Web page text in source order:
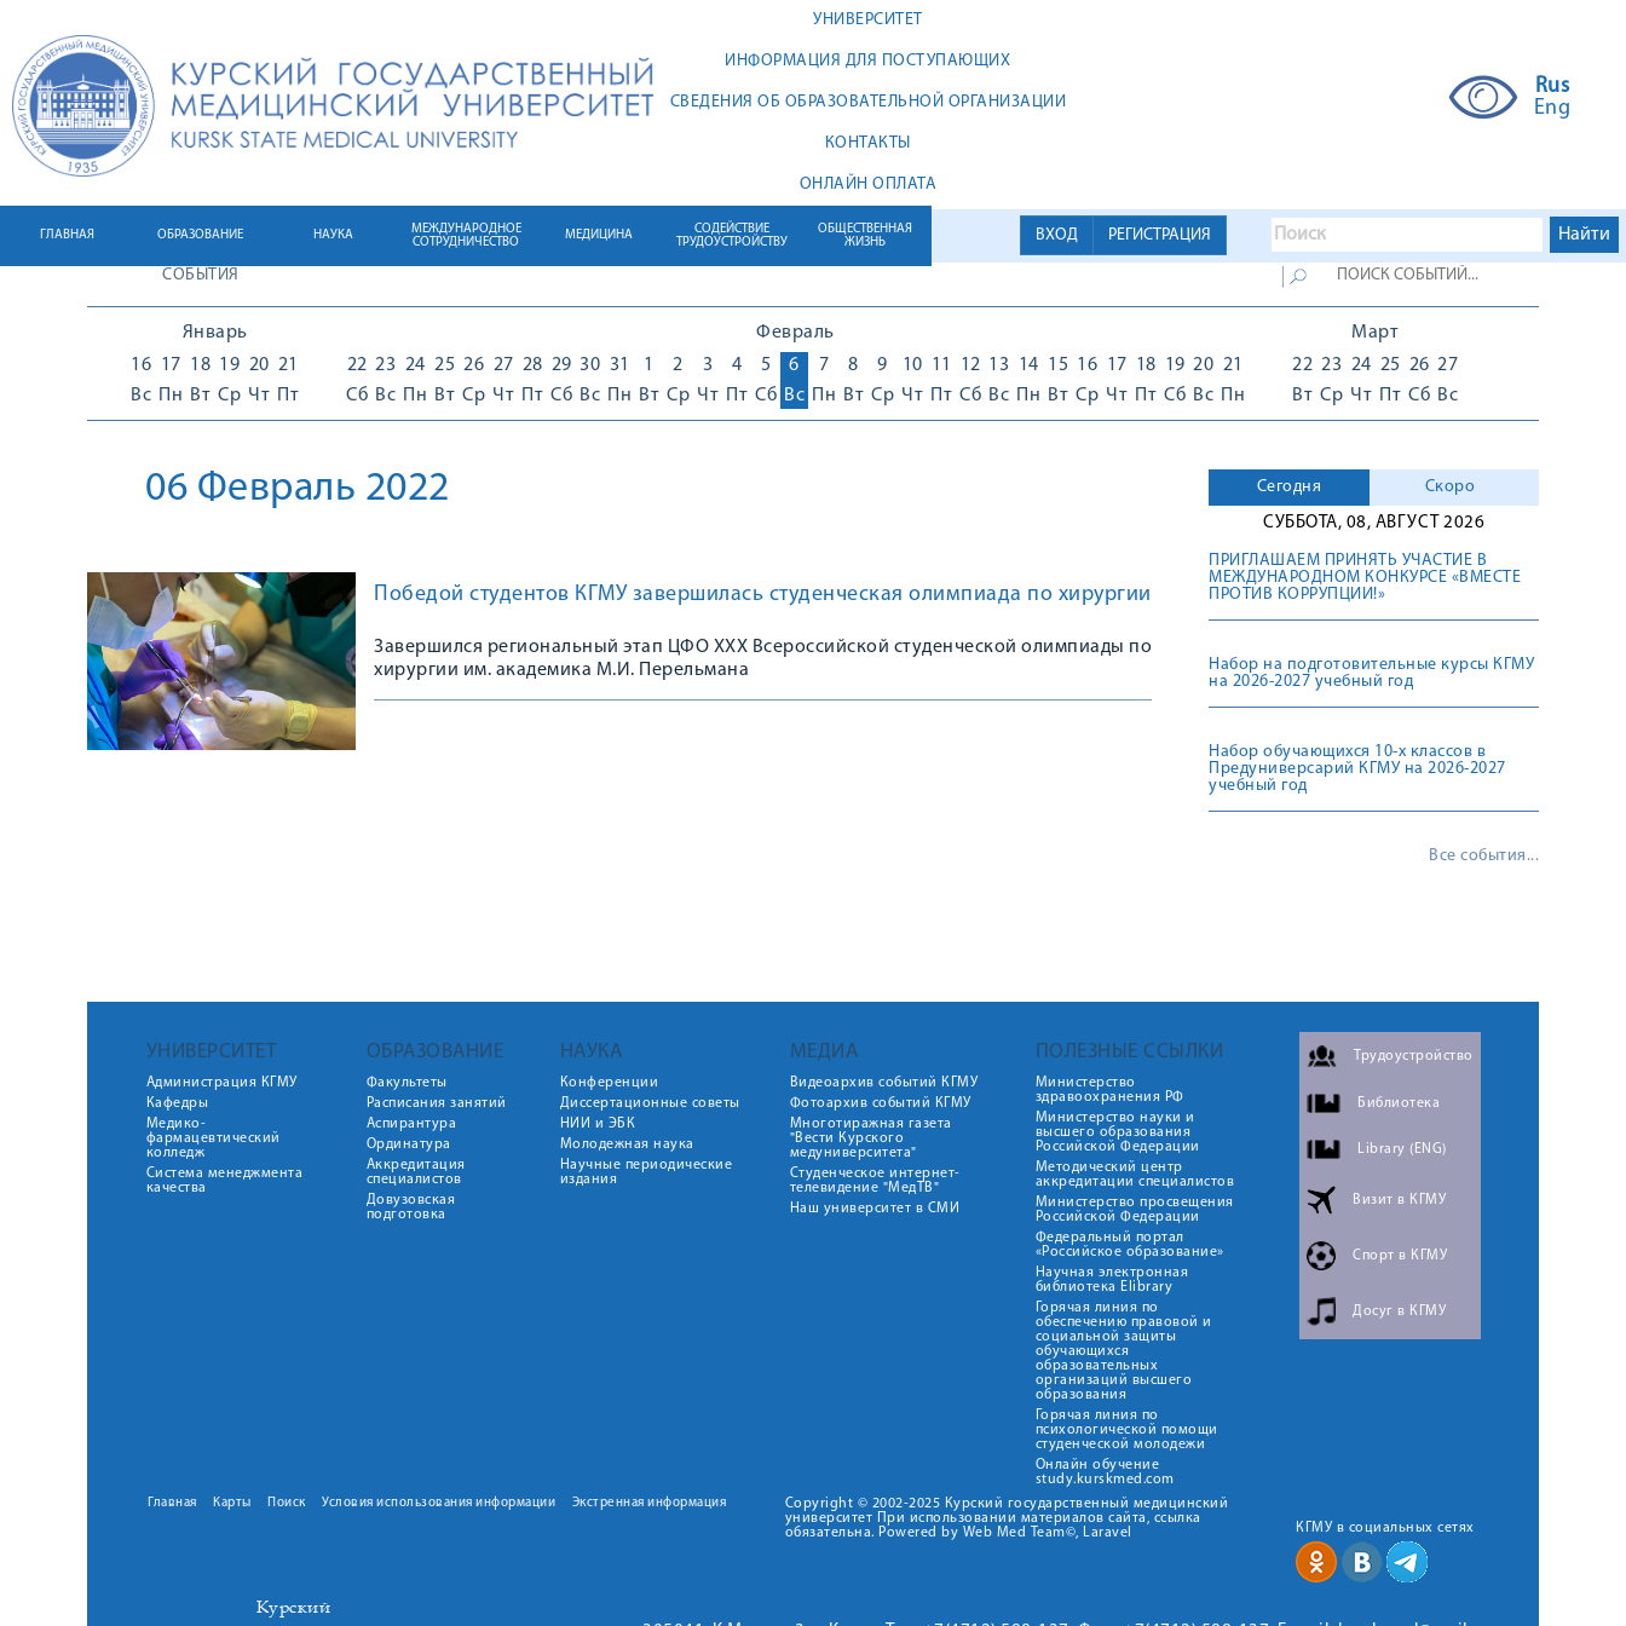
УНИВЕРСИТЕТ
ИНФОРМАЦИЯ ДЛЯ ПОСТУПАЮЩИХ
СВЕДЕНИЯ ОБ ОБРАЗОВАТЕЛЬНОЙ ОРГАНИЗАЦИИ
КОНТАКТЫ
ОНЛАЙН ОПЛАТА
Rus
Eng
ВХОД РЕГИСТРАЦИЯ
ГЛАВНАЯ ОБРАЗОВАНИЕ НАУКА
МЕЖДУНАРОДНОЕ
СОТРУДНИЧЕСТВО
МЕДИЦИНА
СОДЕЙСТВИЕ
ТРУДОУСТРОЙСТВУ
ОБЩЕСТВЕННАЯ
ЖИЗНЬ
СОБЫТИЯ
Январь
16
Вс
17
Пн
18
Вт
19
Ср
20
Чт
21
Пт
Февраль
22
Сб
23
Вс
24
Пн
25
Вт
26
Ср
27
Чт
28
Пт
29
Сб
30
Вс
31
Пн
1
Вт
2
Ср
3
Чт
4
Пт
5
Сб
6
Вс
7
Пн
8
Вт
9
Ср
10
Чт
11
Пт
12
Сб
13
Вс
14
Пн
15
Вт
16
Ср
17
Чт
18
Пт
19
Сб
20
Вс
21
Пн
Март
22
Вт
23
Ср
24
Чт
25
Пт
26
Сб
27
Вс
06 Февраль 2022
Победой студентов КГМУ завершилась студенческая олимпиада по хирургии
Завершился региональный этап ЦФО XXX Всероссийской студенческой олимпиады по
хирургии им. академика М.И. Перельмана
Сегодня
Скоро
СУББОТА, 08, АВГУСТ 2026
ПРИГЛАШАЕМ ПРИНЯТЬ УЧАСТИЕ В
МЕЖДУНАРОДНОМ КОНКУРСЕ «ВМЕСТЕ
ПРОТИВ КОРРУПЦИИ!»
Набор на подготовительные курсы КГМУ
на 2026-2027 учебный год
Набор обучающихся 10-х классов в
Предуниверсарий КГМУ на 2026-2027
учебный год
Все события...
УНИВЕРСИТЕТ
Администрация КГМУ
Кафедры
Медико-
фармацевтический
колледж
Система менеджмента
качества
ОБРАЗОВАНИЕ
Факультеты
Расписания занятий
Аспирантура
Ординатура
Аккредитация
специалистов
Довузовская
подготовка
НАУКА
Конференции
Диссертационные советы
НИИ и ЭБК
Молодежная наука
Научные периодические
издания
МЕДИА
Видеоархив событий КГМУ
Фотоархив событий КГМУ
Многотиражная газета
"Вести Курского
медуниверситета"
Студенческое интернет-
телевидение "МедТВ"
Наш университет в СМИ
ПОЛЕЗНЫЕ ССЫЛКИ
Министерство
здравоохранения РФ
Министерство науки и
высшего образования
Российской Федерации
Методический центр
аккредитации специалистов
Министерство просвещения
Российской Федерации
Федеральный портал
«Российское образование»
Научная электронная
библиотека Elibrary
Горячая линия по
обеспечению правовой и
социальной защиты
обучающихся
образовательных
организаций высшего
образования
Горячая линия по
психологической помощи
студенческой молодежи
Онлайн обучение
study.kurskmed.com
Трудоустройство
Библиотека
Library (ENG)
Визит в КГМУ
Спорт в КГМУ
Досуг в КГМУ
Главная Карты Поиск Условия использования информации Экстренная информация
Copyright © 2002-2025 Курский государственный медицинский
университет При использовании материалов сайта, ссылка
обязательна. Powered by Web Med Team©, Laravel
КГМУ в социальных сетях
Курский